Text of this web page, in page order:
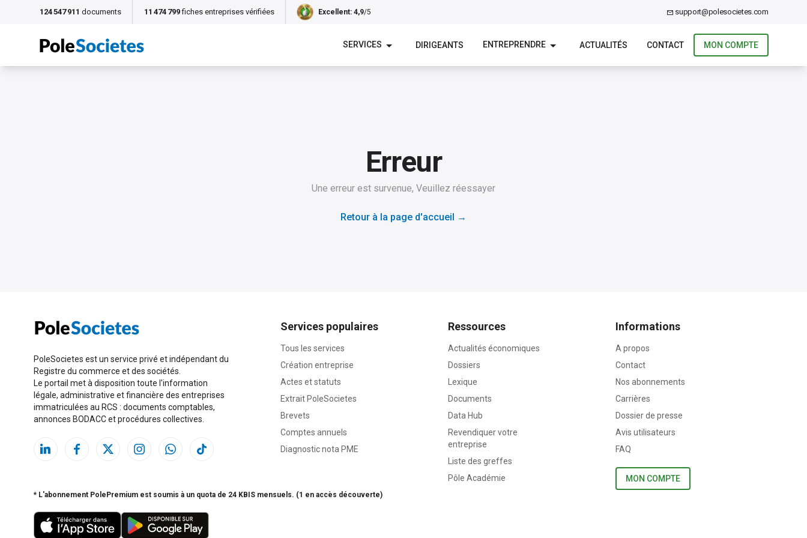
124 547 911 documents 11 474 799 fiches entreprises vérifiées Excellent: 4,9/5 support@polesocietes.com
SERVICES DIRIGEANTS ENTREPRENDRE ACTUALITÉS CONTACT MON COMPTE
Erreur
Une erreur est survenue, Veuillez réessayer
Retour à la page d'accueil →
PoleSocietes est un service privé et indépendant du
Registre du commerce et des sociétés.
Le portail met à disposition toute l'information
légale, administrative et financière des entreprises
immatriculées au RCS : documents comptables,
annonces BODACC et procédures collectives.
Services populaires
Tous les services
Création entreprise
Actes et statuts
Extrait PoleSocietes
Brevets
Comptes annuels
Diagnostic nota PME
Ressources
Actualités économiques
Dossiers
Lexique
Documents
Data Hub
Revendiquer votre
entreprise
Liste des greffes
Pôle Académie
Informations
A propos
Contact
Nos abonnements
Carrières
Dossier de presse
Avis utilisateurs
FAQ
MON COMPTE
* L'abonnement PolePremium est soumis à un quota de 24 KBIS mensuels. (1 en accès découverte)